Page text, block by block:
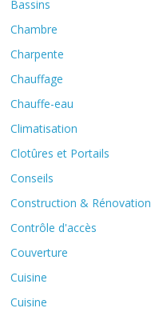
Bassins
Chambre
Charpente
Chauffage
Chauffe-eau
Climatisation
Clotûres et Portails
Conseils
Construction & Rénovation
Contrôle d'accès
Couverture
Cuisine
Cuisine